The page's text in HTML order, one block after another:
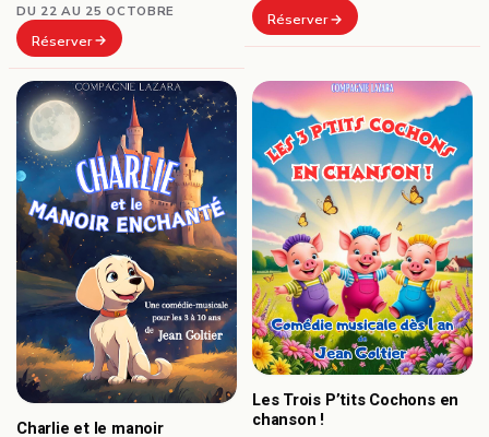
DU 22 AU 25 OCTOBRE
Réserver
Réserver
Charlie et le manoir
Les Trois P’tits Cochons en
chanson !